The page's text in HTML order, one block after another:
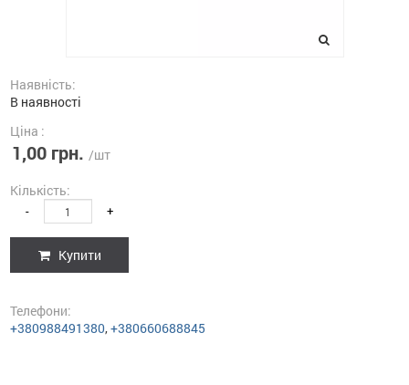
Наявність:
В наявності
Ціна :
1,00 грн. /шт
Кількість:
- +
Купити
Телефони:
+380988491380,+380660688845